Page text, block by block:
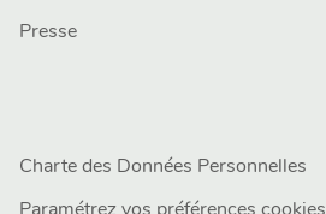
Presse
Charte des Données Personnelles
Paramétrez vos préférences cookies